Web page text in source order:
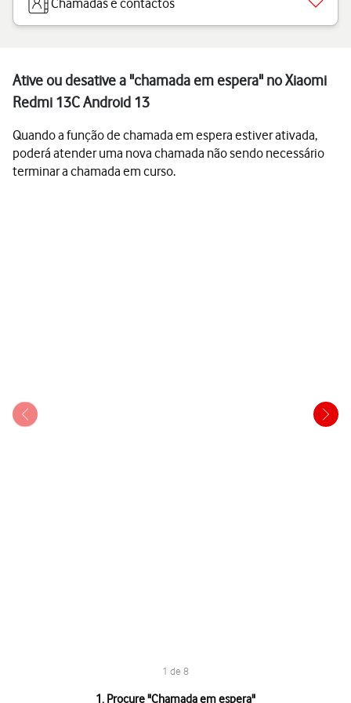
Chamadas e contactos
Ative ou desative a "chamada em espera" no Xiaomi
Redmi 13C Android 13
Quando a função de chamada em espera estiver ativada,
poderá atender uma nova chamada não sendo necessário
terminar a chamada em curso.
1 de 8
1. Procure "Chamada em espera"